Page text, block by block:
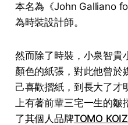
本名為《John Galliano
為時裝設計師。
然而除了時裝，小泉智貴
顏色的紙張，對此他曾於
己喜歡摺紙，到長大了才
上有著前輩三宅一生的皺
了其個人品牌TOMO